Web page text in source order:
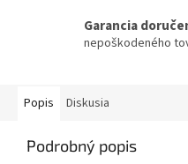
Garancia
nepoškodeného
Popis Diskusia
Podrobný popis